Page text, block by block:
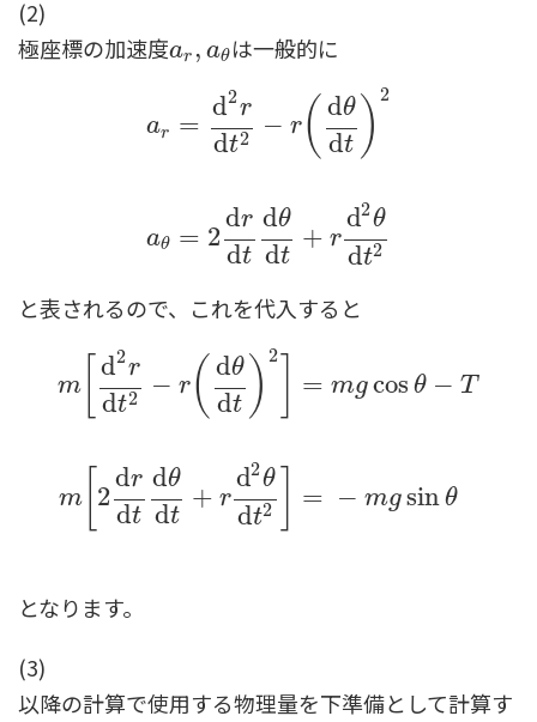
(2)
極座標の加速度ar , aθ
ar,aθ は一般的に
ar
aθ
=
=
d2r
dt2 − r( dθ
dt ) 2
2
dr
dt
dθ
dt
+ r
d2θ
dt2
と表されるので、これを代入すると
m
d2r
dt2 − r( dθ
dt ) 2
m 2
dr
dt
dθ
dt
+ r
d2θ
dt2
=
=
mgcos θ − T
− mgsinθ
となります。
(3)
以降の計算で使用する物理量を下準備として計算す